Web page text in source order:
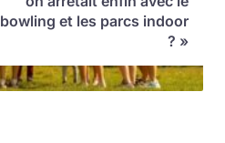
bowling et les parcs indoor
? »